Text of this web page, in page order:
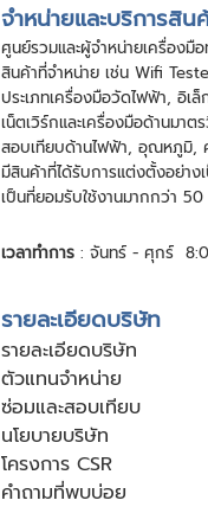
จําหน่ายและบริการสิน
ศูนย์รวมและผู้จําหน่ายเครื่อง
สินค้าที่จําหน่าย เช่น Wifi
ประเภทเครื่องมือวัดไฟฟ้า, อิเ
เน็ตเวิร์กและเครื่องมือด้านมาต
สอบเทียบด้านไฟฟ้า, อุณหภูมิ,
มีสินค้าที่ได้รับการแต่งตั้งอย่าง
เป็นที่ยอมรับใช้งานมากกว่า
เวลาทำการ : จันทร์ - ศุกร์
รายละเอียดบริษัท
รายละเอียดบริษัท
ตัวแทนจำหน่าย
ซ่อมและสอบเทียบ
นโยบายบริษัท
โครงการ CSR
คำถามที่พบบ่อย